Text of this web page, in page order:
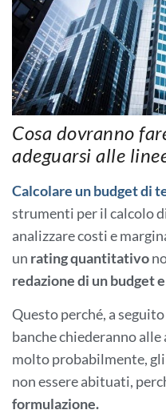
Cosa dovranno
adeguarsi alle
Calcolare un budget di
strumenti per il calcolo
analizzare costi e
un ratingquantitativo
redazione di un budget
Questo perché, a
banche chiederanno alle
molto probabilmente,
non essere abituati,
formulazione.